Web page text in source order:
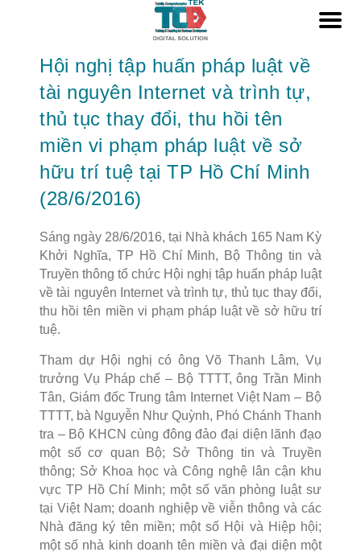
Hội nghị tập huấn pháp luật về
tài nguyên Internet và trình tự,
thủ tục thay đổi, thu hồi tên
miền vi phạm pháp luật về sở
hữu trí tuệ tại TP Hồ Chí Minh
(28/6/2016)
Sáng ngày 28/6/2016, tại Nhà khách 165 Nam Kỳ
Khởi Nghĩa, TP Hồ Chí Minh, Bộ Thông tin và
Truyền thông tổ chức Hội nghị tập huấn pháp luật
về tài nguyên Internet và trình tự, thủ tục thay đổi,
thu hồi tên miền vi phạm pháp luật về sở hữu trí
tuệ.
Tham dự Hội nghị có ông Võ Thanh Lâm, Vụ
trưởng Vụ Pháp chế – Bộ TTTT, ông Trần Minh
Tân, Giám đốc Trung tâm Internet Việt Nam – Bộ
TTTT, bà Nguyễn Như Quỳnh, Phó Chánh Thanh
tra – Bộ KHCN cùng đông đảo đại diện lãnh đạo
một số cơ quan Bộ; Sở Thông tin và Truyền
thông; Sở Khoa học và Công nghệ lân cận khu
vực TP Hồ Chí Minh; một số văn phòng luật sư
tại Việt Nam; doanh nghiệp về viễn thông và các
Nhà đăng ký tên miền; một số Hội và Hiệp hội;
một số nhà kinh doanh tên miền và đại diện một